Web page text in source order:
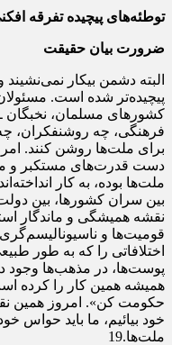
توطئه‌های پیچیده تفرقه
ضرورت بیان حقیقت
البته دشمن بیكار
پیچیده‌تر شده است.
كشورهاى مسلمان، نخبگان
فرهنگى، چه روشنفكران،
براى ملت‌ها روشن كنند.
دست قدرت‌هاى مستكبر و
ملت‌ها بوده، به كار
بین سران كشورها، بین
نقشه‌ همیشگى و ماندگار
قومیت‌ها و
اختلافاتى را كه به طور
پوست‌ها، در مذهب‌ها وجود
همیشه همین كار را كرده
حكومت كن». امروز همین
خود بیائیم، ما باید حواس
ملت‌ها.19